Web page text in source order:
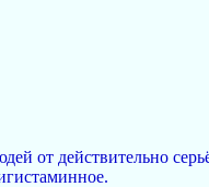
от действительно